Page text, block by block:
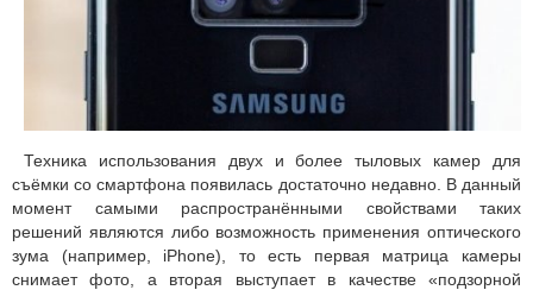
Техника использования двух и более тыловых камер для
съёмки со смартфона появилась достаточно недавно. В данный
момент самыми распространёнными свойствами таких
решений являются либо возможность применения оптического
зума (например, iPhone), то есть первая матрица камеры
снимает фото, а вторая выступает в качестве «подзорной